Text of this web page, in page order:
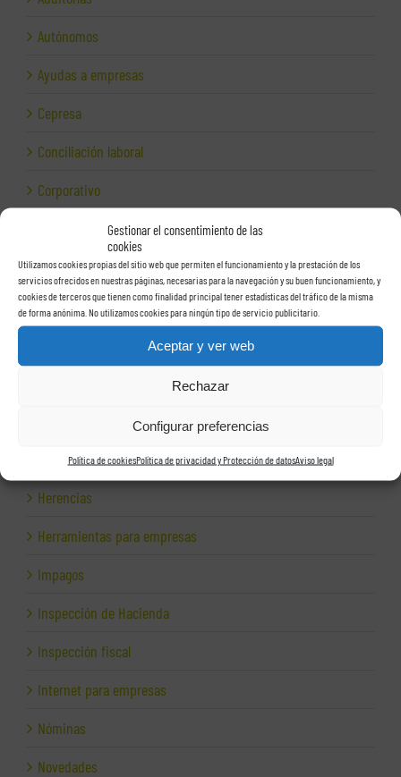
Gestionar el consentimiento de las
cookies
Utilizamos cookies propias del sitio web que permiten el funcionamiento y la prestación de los
servicios ofrecidos en nuestras páginas, necesarias para la navegación y su buen funcionamiento, y
cookies de terceros que tienen como finalidad principal tener estadísticas del tráfico de la misma
de forma anónima. No utilizamos cookies para ningún tipo de servicio publicitario.
Aceptar y ver web
Rechazar
Configurar preferencias
Política de cookiesPolítica de privacidad y Protección de datosAviso legal
Autónomos
Ayudas a empresas
Cepresa
Conciliación laboral
Corporativo
Dirección financiera
Empresas e Internet
Grupos de sociedades
Hacienda
Herencias
Herramientas para empresas
Impagos
Inspección de Hacienda
Inspección fiscal
Internet para empresas
Nóminas
Novedades